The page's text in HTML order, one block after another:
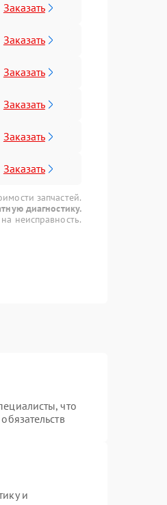
Заказать
Заказать
Заказать
Заказать
Заказать
Заказать
запчастей.
диагностику.
неисправность.
что
и